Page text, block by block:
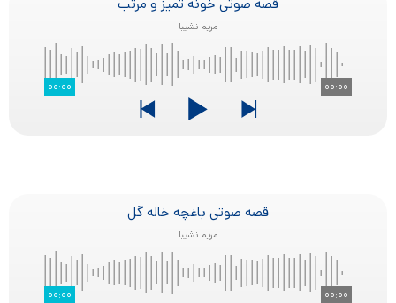
قصه صوتی خونه تمیز و مرتب
مریم نشیبا
۰۰:۰۰ ۰۰:۰۰
قصه صوتی باغچه خاله گل
مریم نشیبا
۰۰:۰۰ ۰۰:۰۰